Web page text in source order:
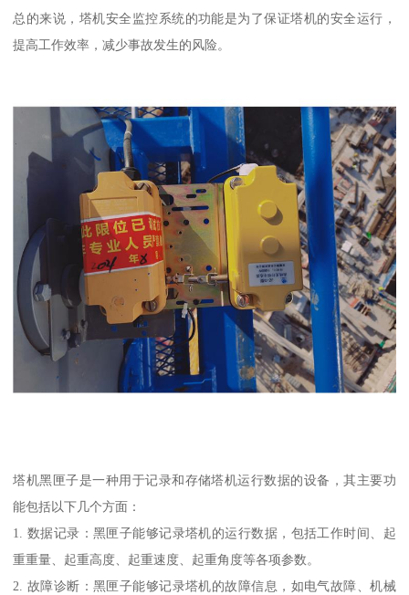
总的来说，塔机安全监控系统的功能是为了保证塔机的安全运行，
提高工作效率，减少事故发生的风险。
塔机黑匣子是一种用于记录和存储塔机运行数据的设备，其主要功
能包括以下几个方面：
1. 数据记录：黑匣子能够记录塔机的运行数据，包括工作时间、起
重重量、起重高度、起重速度、起重角度等各项参数。
2. 故障诊断：黑匣子能够记录塔机的故障信息，如电气故障、机械